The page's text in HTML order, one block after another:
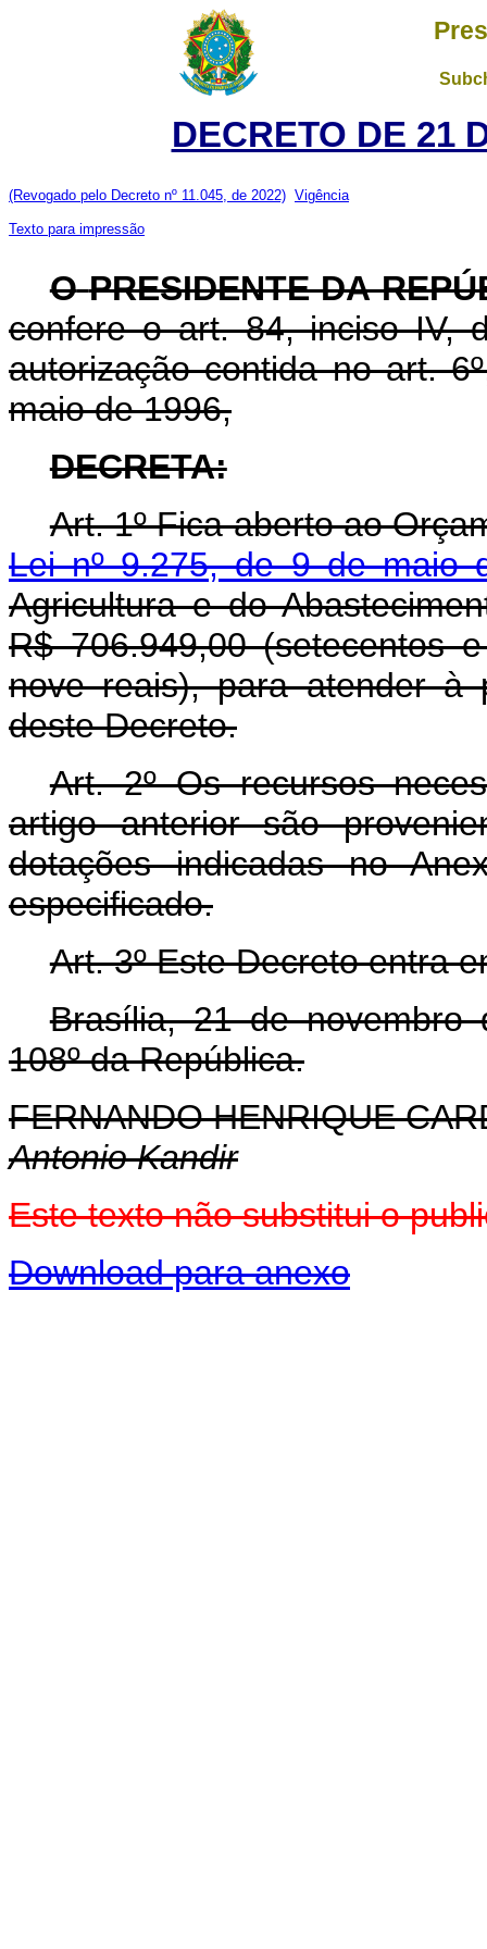
DECRETO DE 21
(Revogado pelo Decreto nº 11.045, de 2022) Vigência
Texto para impressão
O PRESIDENTE DA
confere o art. 84, inciso IV,
autorização contida no art.
maio de 1996,
DECRETA:
Art. 1º Fica aberto ao
Lei nº 9.275, de 9 de maio
Agricultura e do
R$ 706.949,00 (setecentos
nove reais), para atender à
deste Decreto.
Art. 2º Os recursos
artigo anterior são
dotações indicadas no
especificado.
Art. 3º Este Decreto entra
Brasília, 21 de novembro
108º da República.
FERNANDO HENRIQUE
Antonio Kandir
Este texto não substitui o
Download para anexo